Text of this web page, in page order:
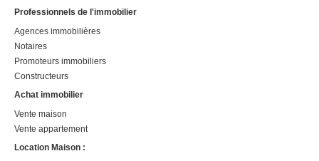
Professionnels de l'immobilier
Agences immobilières
Notaires
Promoteurs immobiliers
Constructeurs
Achat immobilier
Vente maison
Vente appartement
Location Maison :